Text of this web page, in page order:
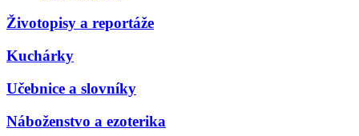
Životopisy a reportáže
Kuchárky
Učebnice a slovníky
Náboženstvo a ezoterika